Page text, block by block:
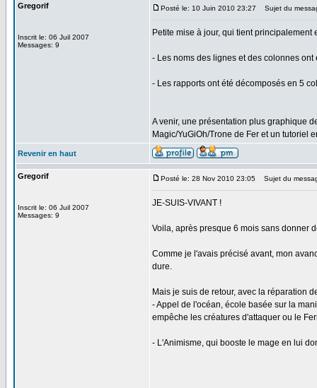
Gregorif
Inscrit le: 06 Juil 2007
Messages: 9
Posté le: 10 Juin 2010 23:27 Sujet du
Petite mise à jour, qui tient principalement
- Les noms des lignes et des colonnes
- Les rapports ont été décomposés en 5
A venir, une présentation plus graphique
Magic/YuGiOh/Trone de Fer et un tutoriel
Revenir en haut
Gregorif
Inscrit le: 06 Juil 2007
Messages: 9
Posté le: 28 Nov 2010 23:05 Sujet du
JE-SUIS-VIVANT !
Voila, après presque 6 mois sans donner
Comme je l'avais précisé avant, mon
dure.
Mais je suis de retour, avec la réparation
- Appel de l'océan, école basée sur la
empêche les créatures d'attaquer ou le
- L'Animisme, qui booste le mage en lui